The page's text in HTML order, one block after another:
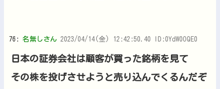
76: 名無しさん 2023/04/14(金) 12:42:50.40 ID:0YdW0OQE0
日本の証券会社は顧客が買った銘柄を見て
その株を投げさせようと売り込んでくるんだぞ